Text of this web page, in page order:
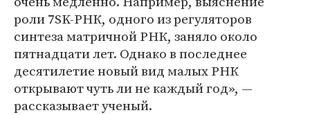
роли 7SK-РНК, одного из регуляторов
синтеза матричной РНК, заняло около
пятнадцати лет. Однако в последнее
десятилетие новый вид малых РНК
открывают чуть ли не каждый год», —
рассказывает ученый.